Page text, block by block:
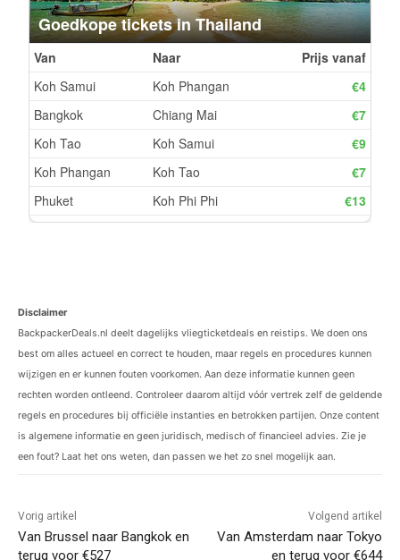
Disclaimer
BackpackerDeals.nl deelt dagelijks vliegticketdeals en reistips. We doen ons
best om alles actueel en correct te houden, maar regels en procedures kunnen
wijzigen en er kunnen fouten voorkomen. Aan deze informatie kunnen geen
rechten worden ontleend. Controleer daarom altijd vóór vertrek zelf de geldende
regels en procedures bij officiële instanties en betrokken partijen. Onze content
is algemene informatie en geen juridisch, medisch of financieel advies. Zie je
een fout? Laat het ons weten, dan passen we het zo snel mogelijk aan.
Vorig artikel
Van Brussel naar Bangkok en
terug voor €527
Volgend artikel
Van Amsterdam naar Tokyo
en terug voor €644